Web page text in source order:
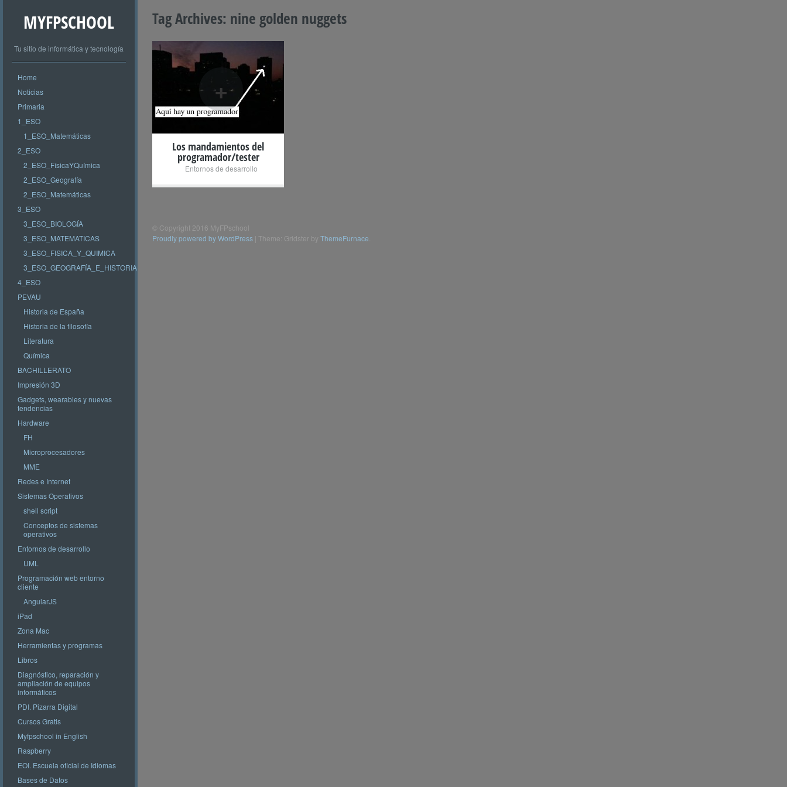
MYFPSCHOOL
Tu sitio de informática y tecnología
Home
Noticias
Primaria
1_ESO
1_ESO_Matemáticas
2_ESO
2_ESO_FísicaYQuímica
2_ESO_Geografía
2_ESO_Matemáticas
3_ESO
3_ESO_BIOLOGÍA
3_ESO_MATEMATICAS
3_ESO_FISICA_Y_QUIMICA
3_ESO_GEOGRAFÍA_E_HISTORIA
4_ESO
PEVAU
Historia de España
Historia de la filosofía
Literatura
Química
BACHILLERATO
Impresión 3D
Gadgets, wearables y nuevas
tendencias
Hardware
FH
Microprocesadores
MME
Redes e Internet
Sistemas Operativos
shell script
Conceptos de sistemas
operativos
Entornos de desarrollo
UML
Programación web entorno
cliente
AngularJS
iPad
Zona Mac
Herramientas y programas
Libros
Diagnóstico, reparación y
ampliación de equipos
informáticos
PDI. Pizarra Digital
Cursos Gratis
Myfpschool in English
Raspberry
EOI. Escuela oficial de Idiomas
Bases de Datos
Tag Archives: nine golden nuggets
+
Los mandamientos del
programador/tester
Entornos de desarrollo
© Copyright 2016 MyFPschool
Proudly powered by WordPress Theme: Gridster by ThemeFurnace